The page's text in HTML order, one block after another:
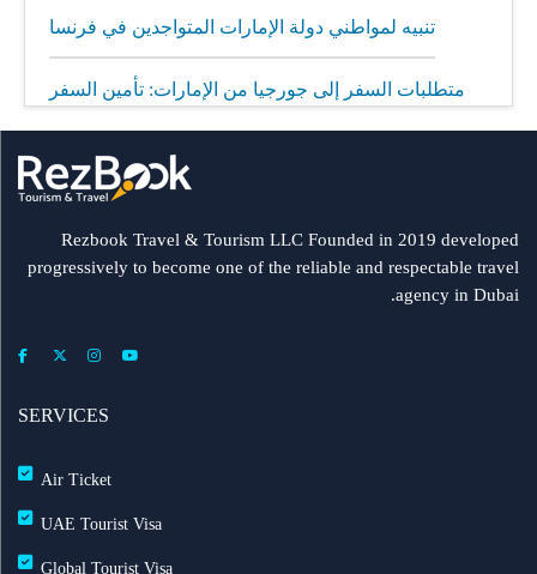
تنبيه لمواطني دولة الإمارات المتواجدين في فرنسا
متطلبات السفر إلى جورجيا من الإمارات: تأمين السفر
إلزامي
مطار الشارقة يطلق رحلات مباشرة إلى ميونيخ عبر
العربية للطيران
فلاي دبي: تأخير بعض الرحلات بسبب الأحوال الجوية
عرض طيران الإمارات إلى دبي | عشاء بحري وزيارة فنية
طيران الإمارات تشغّل رحلاتها إلى بغداد
Rezbook Travel & Tourism LLC Founded in 2019 developed
progressively to become one of the reliable and respectable travel
agency in Dubai.
SERVICES
Air Ticket
UAE Tourist Visa
Global Tourist Visa